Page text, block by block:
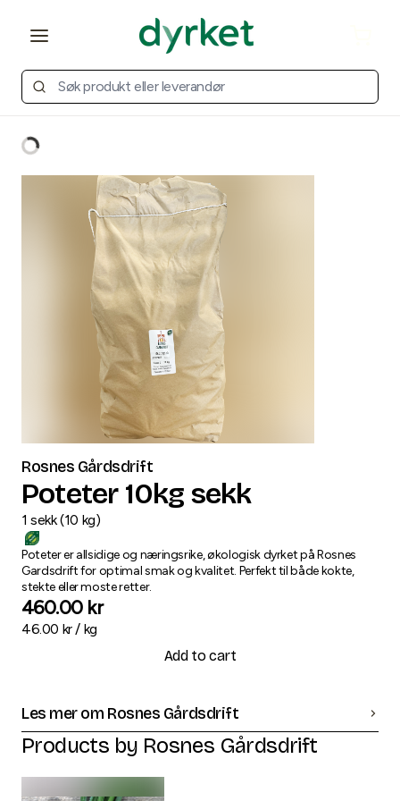
Open main menu
Rosnes Gårdsdrift
Poteter 10kg sekk
1 sekk(10 kg)
Poteter er allsidige og næringsrike, økologisk dyrket på Rosnes
Gardsdrift for optimal smak og kvalitet. Perfekt til både kokte,
stekte eller moste retter.
460.00 kr
46.00 kr / kg
Add to cart
Les mer om Rosnes Gårdsdrift
Products by Rosnes Gårdsdrift